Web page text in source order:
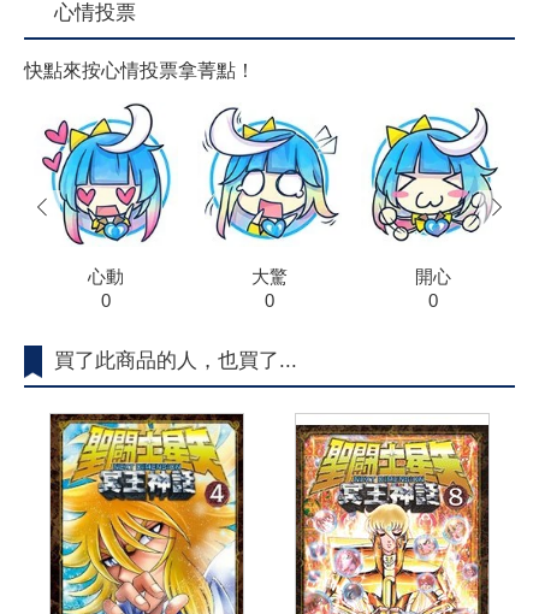
心情投票
快點來按心情投票拿菁點！
心動
0
大驚
0
開心
0
prev next
買了此商品的人，也買了...